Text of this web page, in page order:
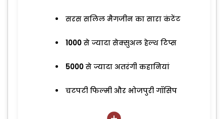
सरस सलिल मैगजीन का सारा कंटेंट
1000से ज्यादा सेक्सुअल हेल्थ टिप्स
5000से ज्यादा अतरंगी कहानियां
चटपटी फिल्मी और भोजपुरी गॉसिप